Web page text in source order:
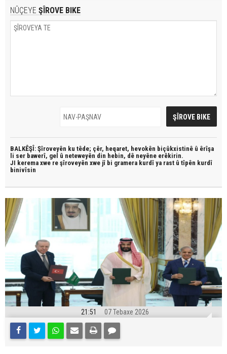
NÛÇEYE ŞÎROVE BIKE
BALKÊŞÎ: Şîroveyên ku têde; çêr, heqaret, hevokên biçûkxistinê û êrîşa
li ser bawerî, gel û neteweyên din hebin, dê neyêne erêkirin.
JI kerema xwe re şîroveyên xwe jî bi gramera kurdî ya rast û tîpên kurdî
binivîsin
21:51 07 Tebaxe 2026